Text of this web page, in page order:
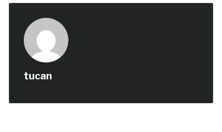
tucan